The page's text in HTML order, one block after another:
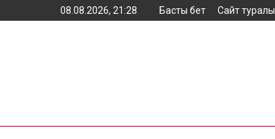
08.08.2026, 21:28 Басты бет Сайт туралы